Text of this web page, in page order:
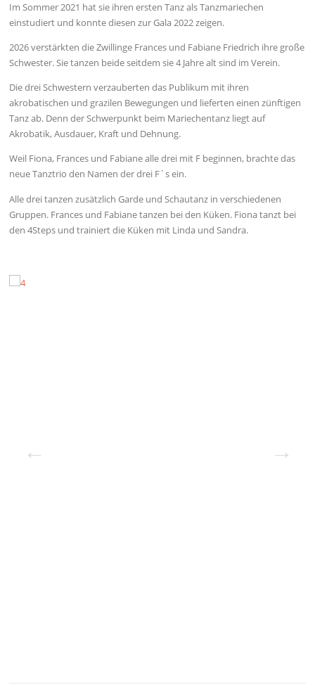
Im Sommer 2021 hat sie ihren ersten Tanz als Tanzmariechen
einstudiert und konnte diesen zur Gala 2022 zeigen.
2026 verstärkten die Zwillinge Frances und Fabiane Friedrich ihre große
Schwester. Sie tanzen beide seitdem sie 4 Jahre alt sind im Verein.
Die drei Schwestern verzauberten das Publikum mit ihren
akrobatischen und grazilen Bewegungen und lieferten einen zünftigen
Tanz ab. Denn der Schwerpunkt beim Mariechentanz liegt auf
Akrobatik, Ausdauer, Kraft und Dehnung.
Weil Fiona, Frances und Fabiane alle drei mit F beginnen, brachte das
neue Tanztrio den Namen der drei F`s ein.
Alle drei tanzen zusätzlich Garde und Schautanz in verschiedenen
Gruppen. Frances und Fabiane tanzen bei den Küken. Fiona tanzt bei
den 4Steps und trainiert die Küken mit Linda und Sandra.